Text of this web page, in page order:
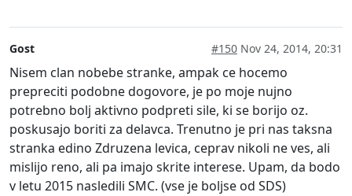
Gost #150 Nov 24, 2014, 20:31
Nisem clan nobebe stranke, ampak ce hocemo
prepreciti podobne dogovore, je po moje nujno
potrebno bolj aktivno podpreti sile, ki se borijo oz.
poskusajo boriti za delavca. Trenutno je pri nas taksna
stranka edino Zdruzena levica, ceprav nikoli ne ves, ali
mislijo reno, ali pa imajo skrite interese. Upam, da bodo
v letu 2015 nasledili SMC. (vse je boljse od SDS)